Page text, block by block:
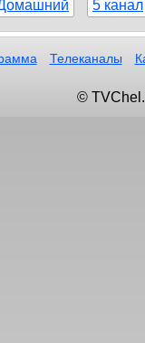
5 канал
Телеканалы
©